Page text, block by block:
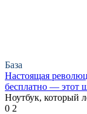
База
Настоящая
бесплатно — этот
Ноутбук, который
0 2